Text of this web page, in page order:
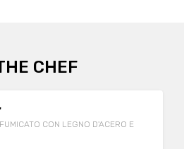
CHEF
CON LEGNO D'ACERO E